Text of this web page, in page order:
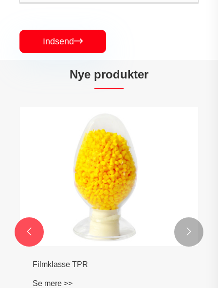
Indsend
Nye produkter
Filmklasse TPR
Se mere >>
 